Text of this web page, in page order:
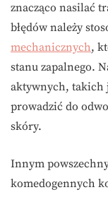
znacząco nasilać
błędów należy
mechanicznych,
stanu zapalnego.
aktywnych, takich
prowadzić do
skóry.
Innym
komedogennych